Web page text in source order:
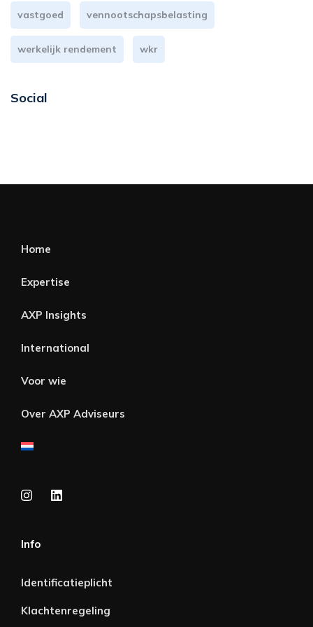
vastgoed vennootschapsbelasting
werkelijk rendement wkr
Social
Home
Expertise
AXP Insights
International
Voor wie
Over AXP Adviseurs
Info
Identificatieplicht
Klachtenregeling